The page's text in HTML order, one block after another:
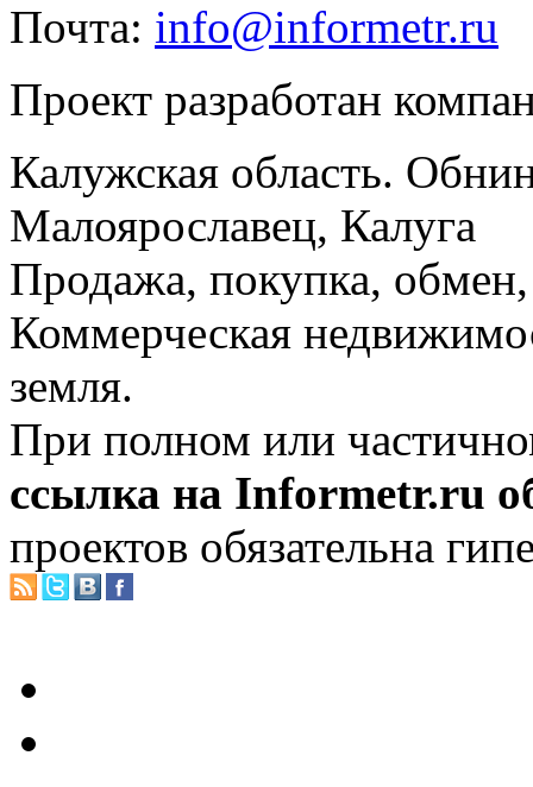
Почта: info@informetr.ru
Проект разработан
Калужская область.
Малоярославец, Калуга
Продажа, покупка, обмен,
Коммерческая
земля.
При полном или
ссылка на Informetr.ru
проектов обязательна